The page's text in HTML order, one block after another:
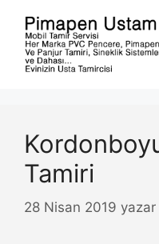
Tamiri
28 Nisan 2019 yazar